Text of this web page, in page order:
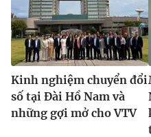
Kinh nghiệm chuyển đổi
số tại Đài Hồ Nam và
những gợi mở cho VTV